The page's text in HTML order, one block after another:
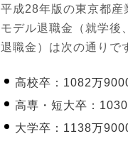
平成28年版の東京都産
モデル退職金（就学後
退職金）は次の通りで
高校卒：1082万
高専・短大卒：
大学卒：1138万